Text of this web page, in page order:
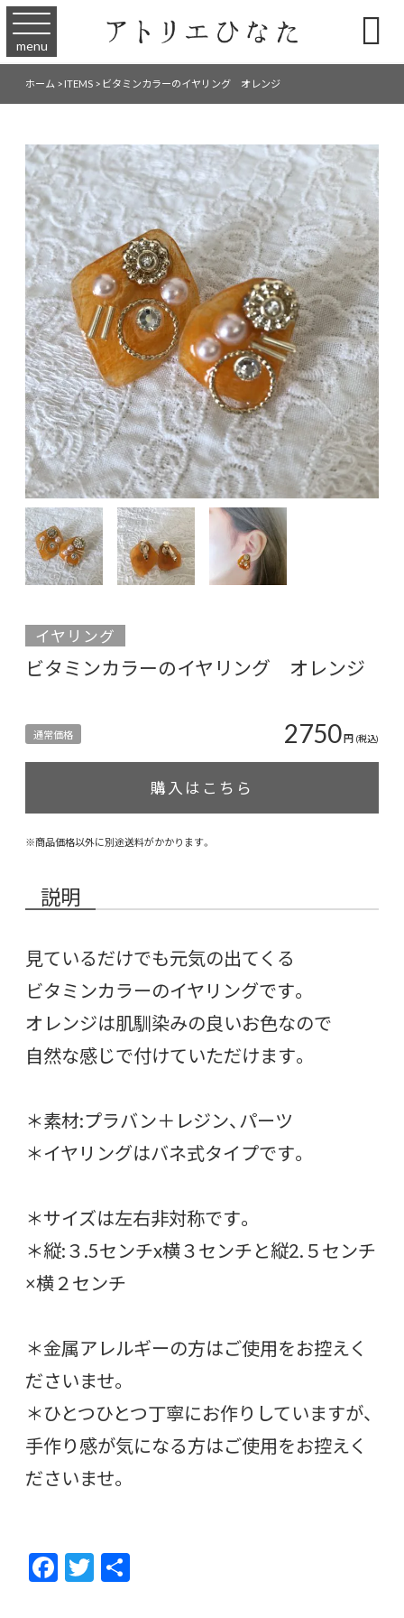
menu 
ホーム>ITEMS> ビタミンカラーのイヤリング オレンジ
イヤリング
ビタミンカラーのイヤリング オレンジ
通常価格 2750円 (税込)
購入はこちら
※商品価格以外に別途送料がかかります。
説明
見ているだけでも元気の出てくる
ビタミンカラーのイヤリングです。
オレンジは肌馴染みの良いお色なので
自然な感じで付けていただけます。
＊素材:プラバン＋レジン、パーツ
＊イヤリングはバネ式タイプです。
＊サイズは左右非対称です。
＊縦:３.5センチx横３センチと縦2.５センチ
×横２センチ
＊金属アレルギーの方はご使用をお控えく
ださいませ。
＊ひとつひとつ丁寧にお作りしていますが、
手作り感が気になる方はご使用をお控えく
ださいませ。
F
ac
T
w